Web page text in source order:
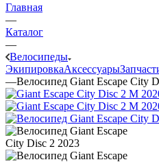
Главная
—
Каталог
—
Велосипеды
ЭкипировкаАксессуары
—Велосипед Giant Escape City